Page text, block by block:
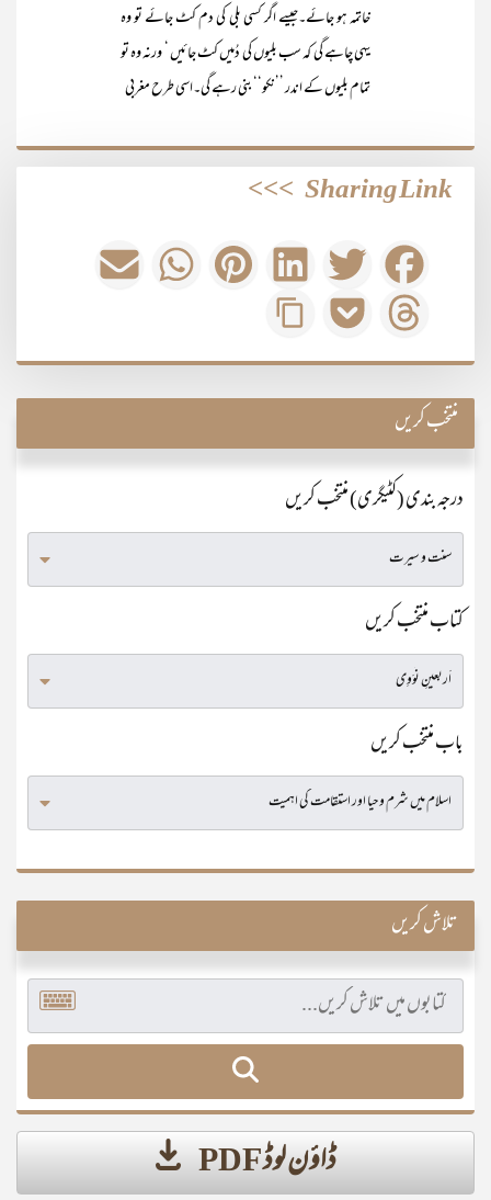
خاتمہ ہو جائے۔جیسے اگر کسی بلی کی دم کٹ جائے تو وہ
یہی چاہے گی کہ سب بلیوں کی دُمیں کٹ جائیں ‘ ورنہ وہ تو
تمام بلیوں کے اندر ’’نکو‘‘ بنی رہے گی۔اسی طرح مغربی
Sharing Link
>>>
منتخب کریں
درجہ بندی (کٹیگری) منتخب کریں
کتاب منتخب کریں
باب منتخب کریں
تلاش کریں
ڈاؤن لوڈ PDF